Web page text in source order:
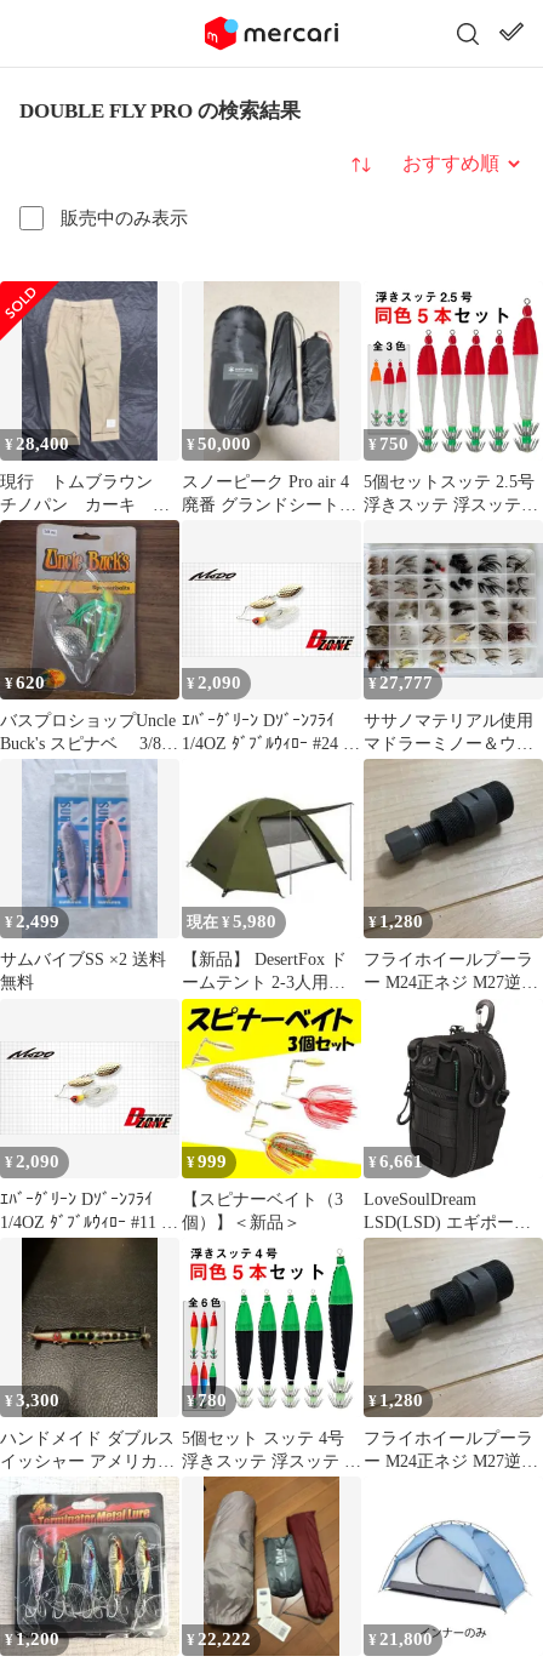
DOUBLE FLY PRO の検索結果
販売中のみ表示
並び替え
¥ 28,400
現行 トムブラウン
チノパン カーキ
THOMBROWNE 1 ベー
¥50,000
スノーピーク Pro air 4
廃番 グランドシート付
¥ 750
5個セットスッテ 2.5号
浮きスッテ 浮スッテ
業務用 プロ仕様 漁具
イカスッテ 夜光 蛍光
蛍光色 蓄光 イカ イカ
漁船 イカ釣り スルメイ
カ ヤリイカ アオリイカ
ダブルカンナ 4.5グラム
ツートン 浮きスッテ2.5
号
¥620
バスプロショップUncle
Buck's スピナベ 3/8
¥ 2,090
ｴﾊﾞｰｸﾞﾘｰﾝ Dｿﾞｰﾝﾌﾗｲ
1/4OZ ﾀﾞﾌﾞﾙｳｨﾛｰ #24 ｺｯ
¥27,777
ササノマテリアル使用
マドラーミノー＆ウェ
ットフライ豪華105点セ
¥2,499
サムバイブSS ×2 送料
無料
現在 ¥ 5,980
【新品】 DesertFox ド
ームテント 2-3人用
4000mm耐水圧
¥1,280
フライホイールプーラ
ー M24正ネジ M27逆ネ
ジ 特殊工具 バイク
¥ 2,090
ｴﾊﾞｰｸﾞﾘｰﾝ Dｿﾞｰﾝﾌﾗｲ
1/4OZ ﾀﾞﾌﾞﾙｳｨﾛｰ #11 ｽｰ
ﾊﾟｰﾁｬｰﾄ(F/R:ﾁｬｰﾄ)
¥999
【スピナーベイト（3
個）】＜新品＞
¥ 6,661
LoveSoulDream
LSD(LSD) エギポーチ
プロダブル #ネオブラ
ック(ブラックロゴ)
¥3,300
ハンドメイド ダブルス
イッシャー アメリカ
USA
¥780
5個セット スッテ 4号
浮きスッテ 浮スッテ 6g
ドロッパー 漁師 業務用
プロ仕様 漁具 イカスッ
テ 夜光 蛍光 蛍光色 蓄
光 イカ イカ漁船 イカ
釣り スルメイカ ヤリイ
カ アオリイカ ダブルカ
ンナ 釣り 6グラム
¥1,280
フライホイールプーラ
ー M24正ネジ M27逆ネ
¥1,200 ¥ 22,222 ¥ 21,800